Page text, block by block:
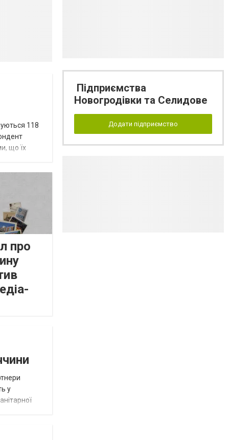
118
що їх
про
у
Підприємства
Новогродівки та Селидове
Додати підприємство